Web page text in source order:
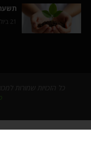
21 ביולי 2026